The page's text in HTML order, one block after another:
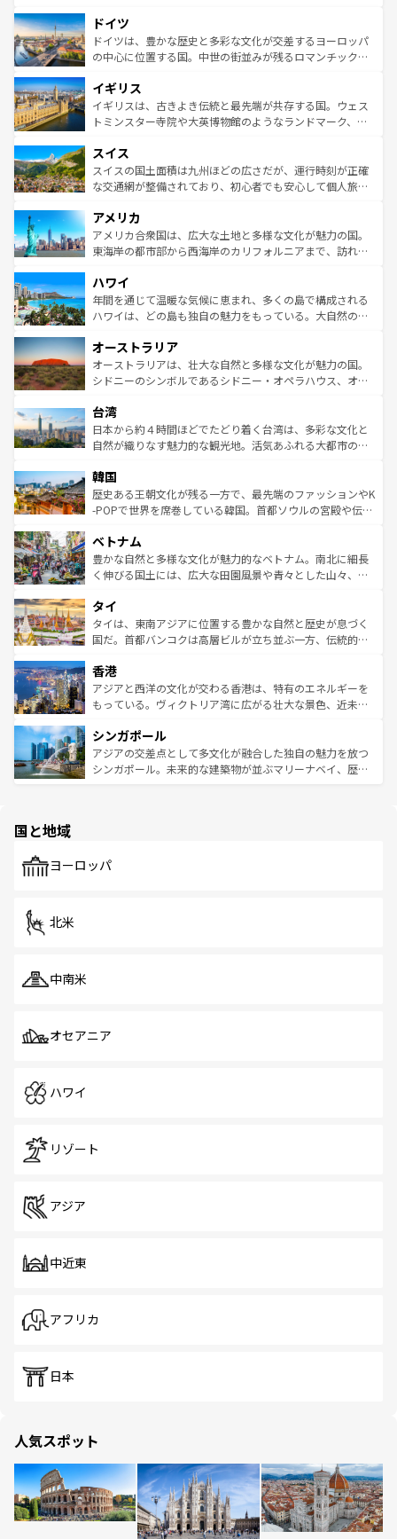
せる。地方によって風土や気候が異なるスペインはその個
性で訪れる人を魅了する。 なお、新着のスペイン情報は コ
ンテンツ一覧を参照してほしい。
で、幅広い魅力が詰まっている。華麗な宮殿、歴史的な大
聖堂、美しいビーチ、そして豊かな自然が、訪れる者を心
から魅了する。また、フランスは美食の国としても知ら
いる。シャンパンの発祥地であるランス、プロヴァンスの
香り高いラベンダー畑など、多彩な楽しみ方が可能だ。さ
らに、パリ以外の地域にも魅力が溢れており、どの街角に
れる地方に足を運ぶとそれぞれで全く異なる文化を体験で
きるだろう。 なお、新着のフランス情報はコンテンツ一覧
を参照してほしい。
ドイツ
ドイツは、豊かな歴史と多彩な文化が交差するヨーロッパ
の中心に位置する国。中世の街並みが残るロマンチック街
顔を持つこの国は、どこを歩いても飽きることがない。ベ
ルリンの文化的活気、バイエルン州のアルプスの絶景、そ
してライン川沿いのワイン畑といった風景は必見。ビール
は、お酒好きな人にはぜひ体験してほしい。 なお、新着の
ドイツ情報はコンテンツ一覧を参照してほしい。
イギリス
イギリスは、古きよき伝統と最先端が共存する国。ウェス
トミンスター寺院や大英博物館のようなランドマーク、歴
リアごとに異なる魅力がある。また、優雅なアフタヌーン
ティー、ビール好きにはたまらない英国パブ、サッカー観
戦など、本場だからこそできる体験も豊富。イギリスを旅
ンツ一覧を参照してほしい。
スイス
スイスの国土面積は九州ほどの広さだが、運行時刻が正確
な交通網が整備されており、初心者でも安心して個人旅行
の建物がそのまま残る町や、スイスならではのユニークな
博物館もあり、アルプス観光だけでなく町歩きも満喫する
ことができる。国民の所得が高いため物価も高いが、旅行
ば市内交通費無料で観光を楽しむこともできる。 なお、新
着のスイス情報はコンテンツ一覧 を参照してほしい。
アメリカ
アメリカ合衆国は、広大な土地と多様な文化が魅力の国。
東海岸の都市部から西海岸のカリフォルニアまで、訪れる
のような巨大都市は、観光、ショッピング、エンターテイ
ンメントが詰まった刺激的なスポットだ。一方、アメリカ
西部には大自然が広がり、グランドキャニオンやイエロー
部のニューオーリンズでは、音楽と美食が融合した独特の
文化が魅力。旅行者はアメリカの各地域で異なる魅力を楽
しみながら、その多様性と豊かな歴史を感じることができ
ならではの贅沢な旅のスタイルだ。 なお、新着のアメリカ
情報はコンテンツ一覧を参照してほしい。
ハワイ
年間を通じて温暖な気候に恵まれ、多くの島で構成される
ハワイは、どの島も独自の魅力をもっている。大自然の神
ワイ島は見逃せない。また、定番の観光地といえばオアフ
島だが、静かな自然を求めるならマウイ島やカウアイ島が
おすすめ。エメラルドグリーンに輝く海をはじめ、豊かな
れるおもてなしの心で訪れる人々を迎えてくれるハワイの
人々、おいしいローカルフードやハワイアンミュージッ
ク、伝統的なフラダンスなど、すべてがハワイの魅力を彩
ワイを、存分に味わってほしい。 なお、新着のハワイ情報
はコンテンツ一覧を参照してほしい。
オーストラリア
オーストラリアは、壮大な自然と多様な文化が魅力の国。
シドニーのシンボルであるシドニー・オペラハウス、オー
リアリーフや大陸中央部にそびえるウルル（エアーズロッ
ク）、タスマニアの美しい原生林やケアンズの熱帯雨林な
ど、見どころがたくさん。また、カフェやワイン、オージ
いる。アクティビティも充実しており、サーフィンやダイ
ビング、ハイキングなど、アウトドア好きにはたまらな
い。オーストラリアの多彩な魅力を存分に味わいつくそ
参照してほしい。
台湾
日本から約４時間ほどでたどり着く台湾は、多彩な文化と
自然が織りなす魅力的な観光地。活気あふれる大都市の台
ン）、静ひつな山岳地帯である台湾東部など、都市の喧騒
と山間の静けさが共存しており、訪れる人に新しい発見と
驚きをもたらしてくれる。また、奥深い台湾の食文化も魅
容にもいいと評判のスイーツなど、バラエティ豊かな料理
が味わえる。 なお、新着の台湾情報は コンテンツ一覧を参
照してほしい。
韓国
歴史ある王朝文化が残る一方で、最先端のファッションやK
-POPで世界を席巻している韓国。首都ソウルの宮殿や伝統
き、地方に足を延ばせば四季折々の自然美を楽しむことが
できる。そして、キムチや焼肉、絶品のストリートフード
まで、さまざまな韓国料理が待っている。夜には、韓国な
リティに包まれながら、韓国の多彩な魅力を心ゆくまで味
わってみてほしい。 なお、新着の韓国情報はコンテンツ一
覧を参照してほしい。
ベトナム
豊かな自然と多様な文化が魅力的なベトナム。南北に細長
く伸びる国土には、広大な田園風景や青々とした山々、世
急速な発展と共に伝統が息づく。ハノイの古い町並みやホ
ーチミン市のフランス統治時代の建物も、独特の雰囲気を
醸し出している。また、バラエティの豊かさとおいしさで
とつ。フォーやバインミー、ベトナムコーヒーなどは、ぜ
ひ現地で味わいたい。どの地域を訪れてもあたたかい人々
が旅行者を迎えてくれるので、きっと忘れられない旅にな
参照してほしい。
タイ
タイは、東南アジアに位置する豊かな自然と歴史が息づく
国だ。首都バンコクは高層ビルが立ち並ぶ一方、伝統的な
の活気が交差している。北部ではチェンマイなどの山岳地
帯で自然と触れ合い、南部ではプーケットやクラビの美し
いビーチでリゾート気分を楽しむことができる。タイ料理
激する。気候は一年中温暖で、どの季節にも異なる楽しみ
が待っている。親しみやすいタイの人々、仏教を中心とし
た文化、そして多様な観光資源が、訪れる旅人を魅了し続
香港
アジアと西洋の文化が交わる香港は、特有のエネルギーを
もっている。ヴィクトリア湾に広がる壮大な景色、近未来
み、どこを訪れても感動するはず。観光スポットが密集し
ており、効率よく見どころを回れるのも魅力。息をのむよ
うな絶景から文化的な体験まで、香港を存分に楽しみ尽く
シンガポール
アジアの交差点として多文化が融合した独自の魅力を放つ
シンガポール。未来的な建築物が並ぶマリーナベイ、歴史
で、ホーカーズは地元の風情を楽しめる外せないスポット
国と地域
ヨーロッパ
北米
中南米
オセアニア
ハワイ
リゾート
アジア
中近東
アフリカ
日本
人気スポット